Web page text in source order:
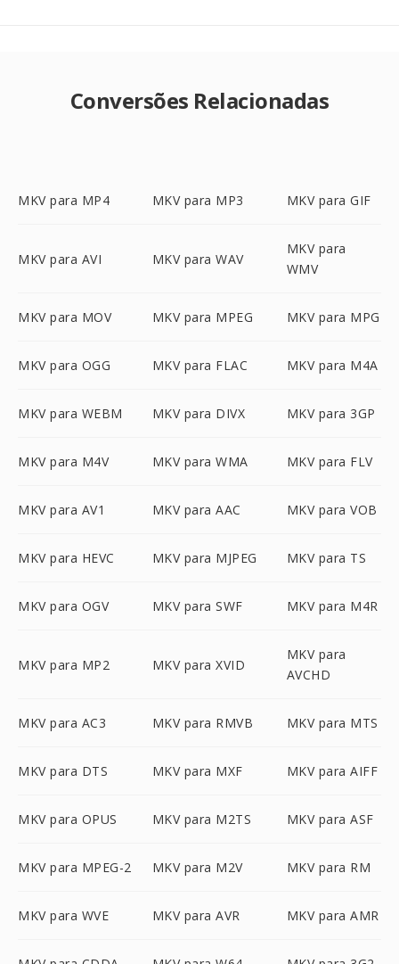
Conversões Relacionadas
MKV para MP4 MKV para MP3 MKV para GIF
MKV para AVI MKV para WAV
MKV para
WMV
MKV para MOV MKV para MPEG MKV para MPG
MKV para OGG MKV para FLAC MKV para M4A
MKV para WEBM MKV para DIVX MKV para 3GP
MKV para M4V MKV para WMA MKV para FLV
MKV para AV1 MKV para AAC MKV para VOB
MKV para HEVC MKV para MJPEG MKV para TS
MKV para OGV MKV para SWF MKV para M4R
MKV para MP2 MKV para XVID
MKV para
AVCHD
MKV para AC3 MKV para RMVB MKV para MTS
MKV para DTS MKV para MXF MKV para AIFF
MKV para OPUS MKV para M2TS MKV para ASF
MKV para MPEG-2 MKV para M2V MKV para RM
MKV para WVE MKV para AVR MKV para AMR